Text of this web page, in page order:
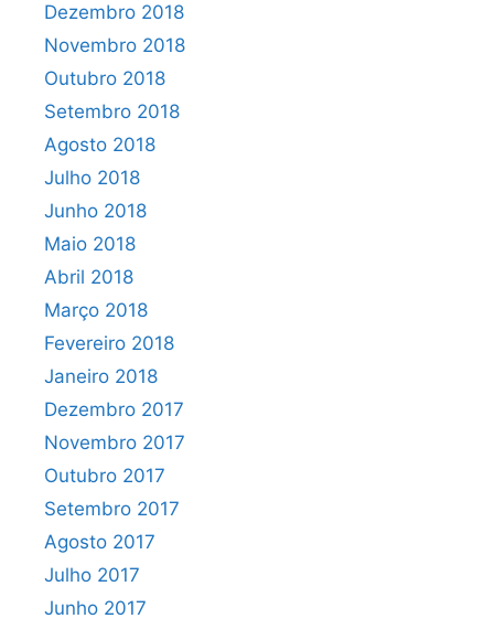
Dezembro 2018
Novembro 2018
Outubro 2018
Setembro 2018
Agosto 2018
Julho 2018
Junho 2018
Maio 2018
Abril 2018
Março 2018
Fevereiro 2018
Janeiro 2018
Dezembro 2017
Novembro 2017
Outubro 2017
Setembro 2017
Agosto 2017
Julho 2017
Junho 2017